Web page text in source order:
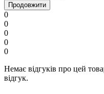
Продовжити
0
0
0
0
0
Немає відгуків про цей
відгук.